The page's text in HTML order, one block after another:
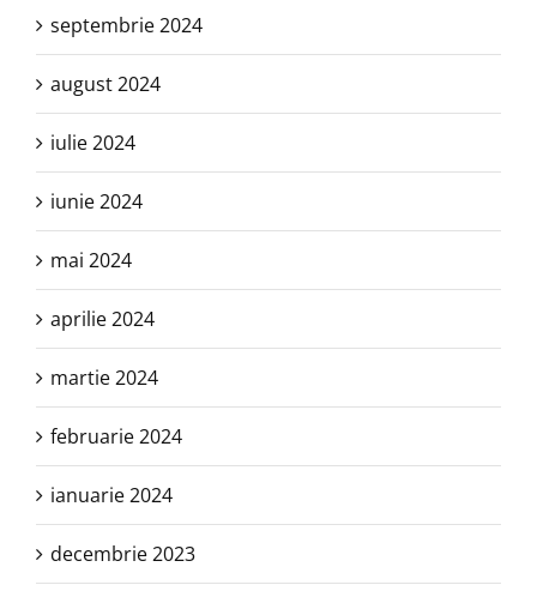
septembrie 2024
august 2024
iulie 2024
iunie 2024
mai 2024
aprilie 2024
martie 2024
februarie 2024
ianuarie 2024
decembrie 2023